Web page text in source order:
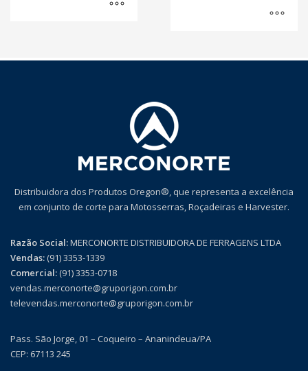
Distribuidora dos Produtos Oregon®, que representa a excelência
em conjunto de corte para Motosserras, Roçadeiras e Harvester.
Razão Social:MERCONORTE DISTRIBUIDORA DE FERRAGENS LTDA
Vendas:(91) 3353-1339
Comercial:(91) 3353-0718
vendas.merconorte@gruporigon.com.br
televendas.merconorte@gruporigon.com.br
Pass. São Jorge, 01 – Coqueiro – Ananindeua/PA
CEP: 67113 245